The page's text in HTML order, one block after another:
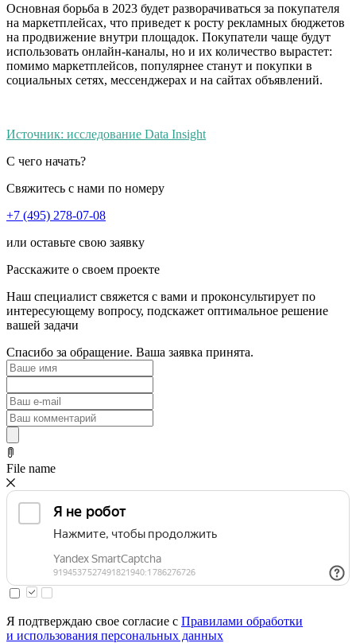
Основная борьба в 2023 будет разворачиваться за покупателя
на маркетплейсах, что приведет к росту рекламных бюджетов
на продвижение внутри площадок. Покупатели чаще будут
использовать онлайн-каналы, но и их количество вырастет:
помимо маркетплейсов, популярнее станут и покупки в
социальных сетях, мессенджерах и на сайтах объявлений.
Источник: исследование Data Insight
С чего начать?
Свяжитесь с нами по номеру
+7 (495) 278-07-08
или оставьте свою заявку
Расскажите о своем проекте
Наш специалист свяжется с вами и проконсультирует по
интересующему вопросу, подскажет оптимальное решение
вашей задачи
Спасибо за обращение. Ваша заявка принята.
File name
Я подтверждаю свое согласие с Правилами обработки
и использования персональных данных